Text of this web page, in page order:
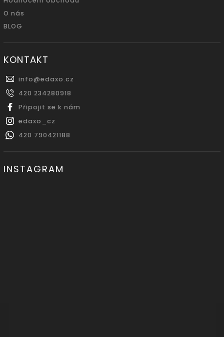
O nás
BLOG
KONTAKT
info@edaxo.cz
420 234280918
Připojit se k nám
edaxo_cz
420 790421188
INSTAGRAM